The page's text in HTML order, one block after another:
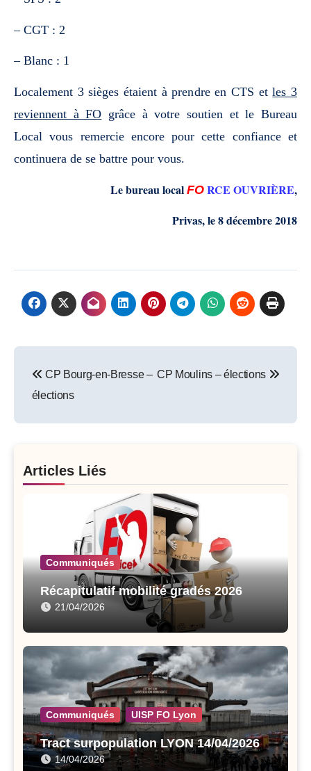
– CGT : 2
– Blanc : 1
Localement 3 sièges étaient à prendre en CTS etles 3
reviennent à FO grâce à votre soutien et le Bureau
Local vous remercie encore pour cette confiance et
continuera de se battre pour vous.
Le bureau local FO RCE OUVRIÈRE,
Privas,le8 décembre 2018
navigation
CP Bourg-en-Bresse –
élections
CP Moulins – élections
Articles Liés
Communiqués
Récapitulatif mobilité gradés 2026
21/04/2026
Communiqués UISP FO Lyon
Tract surpopulation LYON 14/04/2026
14/04/2026